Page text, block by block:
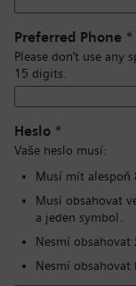
Preferred Phone *
Please don’t use any
15 digits.
Heslo *
Vaše heslo musí:
Musí mít alespoň
Musí obsahovat
a jeden symbol.
Nesmí obsahovat
Nesmí obsahovat